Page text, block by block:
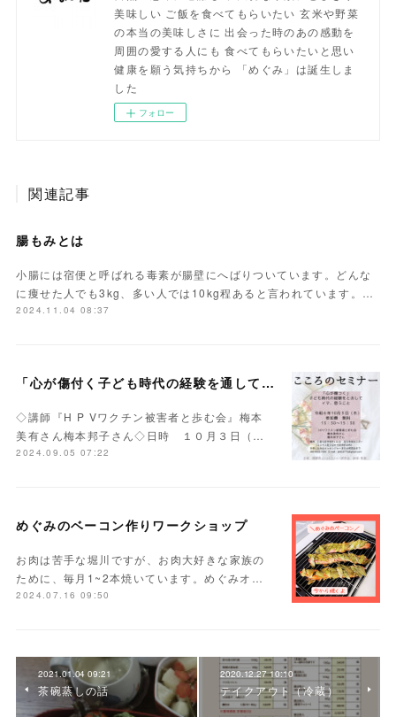
美味しい ご飯を食べてもらいたい 玄米や野菜
の本当の美味しさに 出会った時のあの感動を
周囲の愛する人にも 食べてもらいたいと思い
健康を願う気持ちから 「めぐみ」は誕生しま
した
フォロー
関連記事
腸もみとは
小腸には宿便と呼ばれる毒素が腸壁にへばりついています。どんな
に痩せた人でも3kg、多い人では10kg程あると言われています。…
2024.11.04 08:37
「心が傷付く子ども時代の経験を通して今、思うこと」
◇講師『H P Vワクチン被害者と歩む会』梅本
美有さん梅本邦子さん◇日時 １０月３日（…
2024.09.05 07:22
めぐみのベーコン作りワークショップ
お肉は苦手な堀川ですが、お肉大好きな家族の
ために、毎月1~2本焼いています。めぐみオ…
2024.07.16 09:50
2021.01.04 09:21
茶碗蒸しの話
2020.12.27 10:10
テイクアウト（冷蔵）